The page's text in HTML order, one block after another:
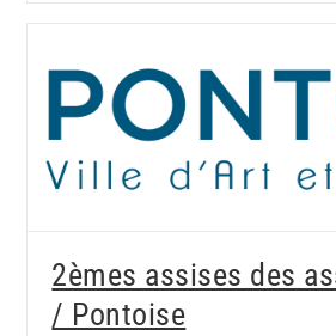
2èmes assises des
/ Pontoise